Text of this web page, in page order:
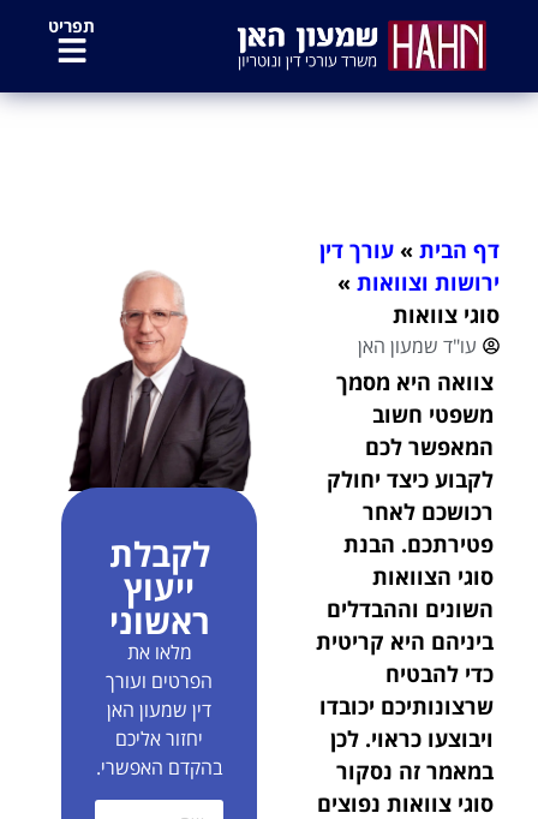
תפריט
דף הבית »עורך דין
ירושות וצוואות »
סוגי צוואות
עו"ד שמעון האן
צוואה היא מסמך
משפטי חשוב
המאפשר לכם
לקבוע כיצד יחולק
רכושכם לאחר
פטירתכם. הבנת
סוגי הצוואות
השונים וההבדלים
ביניהם היא קריטית
כדי להבטיח
שרצונותיכם יכובדו
ויבוצעו כראוי. לכן
במאמר זה נסקור
סוגי צוואות נפוצים
לקבלת
ייעוץ
ראשוני
מלאו את
הפרטים ועורך
דין שמעון האן
יחזור אליכם
בהקדם האפשרי.